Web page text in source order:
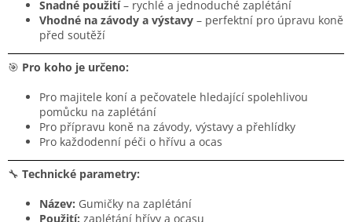
Snadné použití – rychlé a jednoduché zaplétání
Vhodné na závody a výstavy – perfektní pro úpravu koně
před soutěží
🎯 Pro koho je určeno:
Pro majitele koní a pečovatele hledající spolehlivou
pomůcku na zaplétání
Pro přípravu koně na závody, výstavy a přehlídky
Pro každodenní péči o hřívu a ocas
🔧 Technické parametry:
Název: Gumičky na zaplétání
Použití: zaplétání hřívy a ocasu